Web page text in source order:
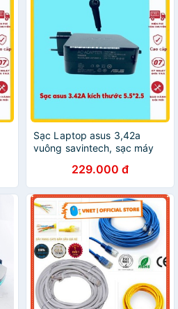
Sạc Laptop asus 3,42a
vuông savintech, sạc máy
chân cắm 5.5*2.5,bảo hành
12 tháng
229.000 đ